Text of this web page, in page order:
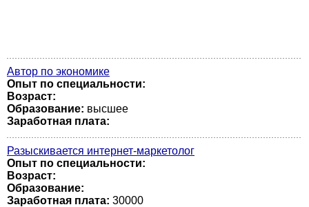
Автор по экономике
Опыт по специальности:
Возраст:
Образование: высшее
Заработная плата:
Разыскивается интернет-маркетолог
Опыт по специальности:
Возраст:
Образование:
Заработная плата: 30000